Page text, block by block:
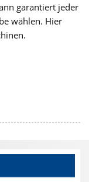
garantiert jeder
wählen. Hier